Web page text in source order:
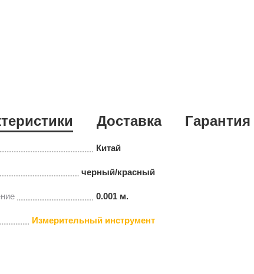
Доставка Гарантия
Китай
черный/красный
0.001 м.
Измерительный инструмент